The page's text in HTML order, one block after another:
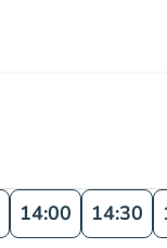
14:00 14:30